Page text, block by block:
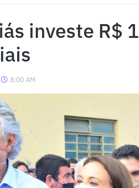
investe R$
8:00 AM